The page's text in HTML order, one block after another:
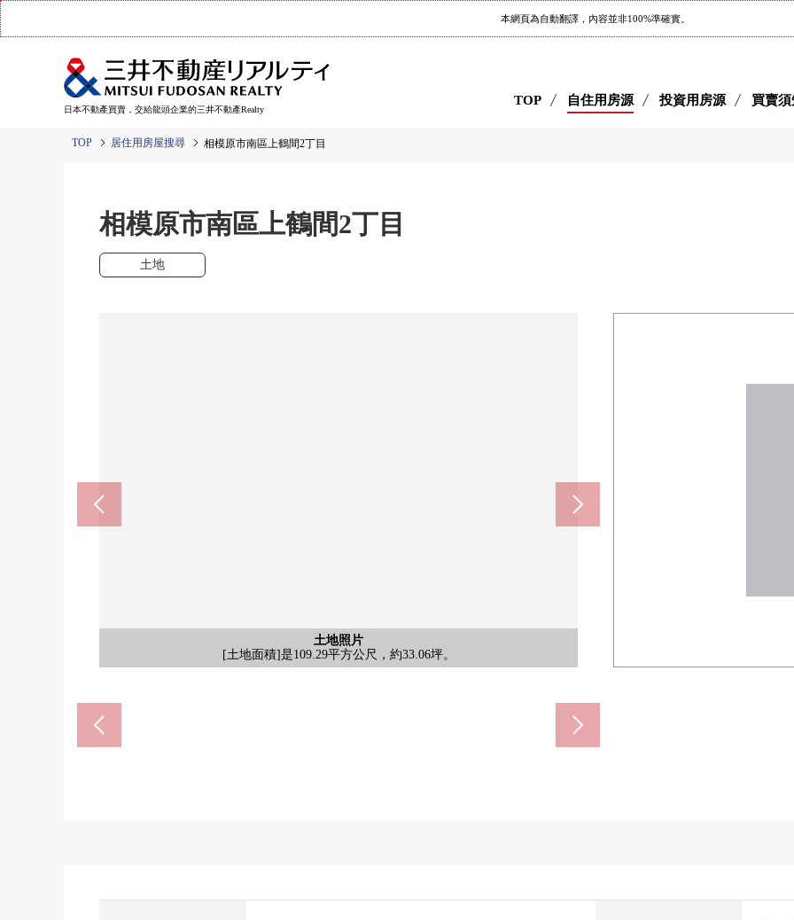
本網頁為自動翻譯，內容並非100%準確實。
日本不動產買賣，交給龍頭企業的三井不動產Realty
TOP 自住用房源 投資用房源 買賣須
TOP 居住用房屋搜尋 相模原市南區上鶴間2丁目
相模原市南區上鶴間2丁目
土地
土地照片
[土地面積]是109.29平方公尺，約33.06坪。
土地照片
[當地照片]在有建築條件的土地，沒有。
土地照片
[當地照片]可以選擇喜歡的House廠商。
其他
[來自當地的風景]
其他
[來自當地的風景]
土地照片
[當地照片]
含有前面道路的外觀
[當地照片]包括前面道路在內的照片。
土地照片
[當地照片]建築面積比，50%，容積率是100%。
含有前面道路的外觀
[前面道路和街景]是第一類低層住宅專用區。
含有前面道路的外觀
[前面道路和街景]是閒靜的住宅區。
含有前面道路的外觀
[前面道路和街景]
相模大野站(小田急江之島線)(約1720m)
步行22分鐘。
月見野站(東急電鐵田園都市線)(約1940m)
步行25分鐘。